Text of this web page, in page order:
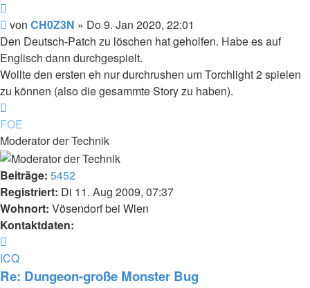
Beitrag
von CH0Z3N » Do 9. Jan 2020, 22:01
Den Deutsch-Patch zu löschen hat geholfen. Habe es auf
Englisch dann durchgespielt.
Wollte den ersten eh nur durchrushen um Torchlight 2 spielen
zu können (also die gesammte Story zu haben).
oben
FOE
Moderator der Technik
Beiträge: 5452
Registriert: Di 11. Aug 2009, 07:37
Wohnort: Vösendorf bei Wien
Kontaktdaten:
von
FOE
ICQ
Re: Dungeon-große Monster Bug